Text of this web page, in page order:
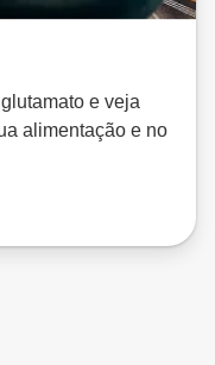
e veja
alimentação e no